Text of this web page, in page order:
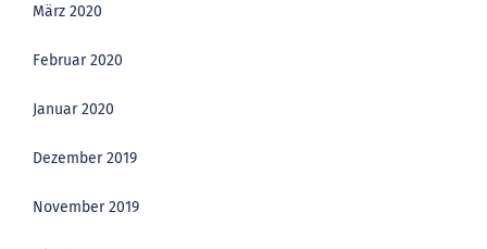
März 2020
Februar 2020
Januar 2020
Dezember 2019
November 2019